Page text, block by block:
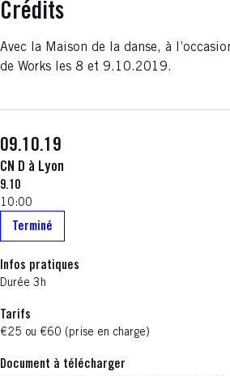
Crédits
Avec la Maison de la danse, à
de Works les 8 et 9.10.2019.
09.10.19
CN D à Lyon
9.10
10:00
Terminé
Infos pratiques
Durée 3h
Tarifs
€25 ou €60 (prise en charge)
Document à télécharger